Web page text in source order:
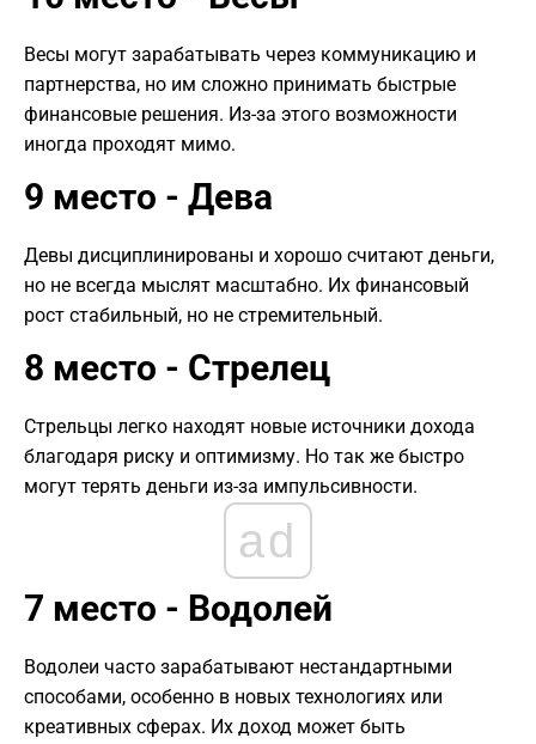
Весы могут зарабатывать через коммуникацию и
партнерства, но им сложно принимать быстрые
финансовые решения. Из-за этого возможности
иногда проходят мимо.
9 место - Дева
Девы дисциплинированы и хорошо считают деньги,
но не всегда мыслят масштабно. Их финансовый
рост стабильный, но не стремительный.
8 место - Стрелец
Стрельцы легко находят новые источники дохода
благодаря риску и оптимизму. Но так же быстро
могут терять деньги из-за импульсивности.
ad
7 место - Водолей
Водолеи часто зарабатывают нестандартными
способами, особенно в новых технологиях или
креативных сферах. Их доход может быть